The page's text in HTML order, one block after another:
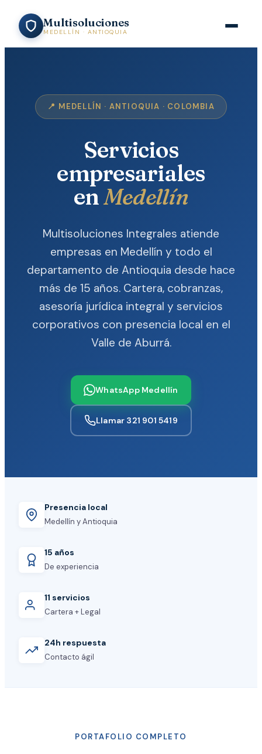
Multisoluciones
MEDELLÍN · ANTIOQUIA
📍 MEDELLÍN · ANTIOQUIA · COLOMBIA
Servicios
empresariales
enMedellín
Multisoluciones Integrales atiende
empresas en Medellín y todo el
departamento de Antioquia desde hace
más de 15 años. Cartera, cobranzas,
asesoría jurídica integral y servicios
corporativos con presencia local en el
Valle de Aburrá.
WhatsApp Medellín
Llamar 321 901 5419
Presencia local
Medellín y Antioquia
15 años
De experiencia
11 servicios
Cartera + Legal
24h respuesta
Contacto ágil
PORTAFOLIO COMPLETO